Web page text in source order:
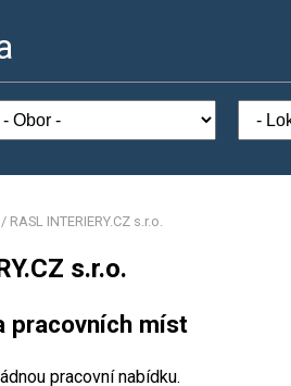
/ RASL INTERIERY.CZ s.r.o.
s.r.o.
pracovních míst
pracovní nabídku.